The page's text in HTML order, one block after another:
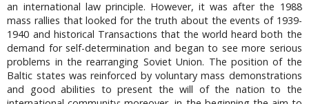
an international law principle. However, it was after the 1988
mass rallies that looked for the truth about the events of 1939-
1940 and historical Transactions that the world heard both the
demand for self-determination and began to see more serious
problems in the rearranging Soviet Union. The position of the
Baltic states was reinforced by voluntary mass demonstrations
and good abilities to present the will of the nation to the